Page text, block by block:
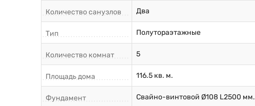
Количество санузлов Два
Тип Полутораэтажные
Количество комнат 5
Площадь дома 116.5 кв. м.
Фундамент Свайно-винтовой Ø108 L2500 мм.